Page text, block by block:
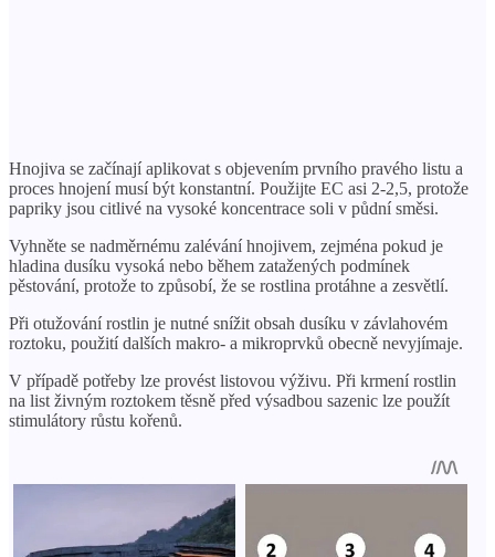
Hnojiva se začínají aplikovat s objevením prvního pravého listu a
proces hnojení musí být konstantní. Použijte EC asi 2-2,5, protože
papriky jsou citlivé na vysoké koncentrace soli v půdní směsi.
Vyhněte se nadměrnému zalévání hnojivem, zejména pokud je
hladina dusíku vysoká nebo během zatažených podmínek
pěstování, protože to způsobí, že se rostlina protáhne a zesvětlí.
Při otužování rostlin je nutné snížit obsah dusíku v závlahovém
roztoku, použití dalších makro- a mikroprvků obecně nevyjímaje.
V případě potřeby lze provést listovou výživu. Při krmení rostlin
na list živným roztokem těsně před výsadbou sazenic lze použít
stimulátory růstu kořenů.